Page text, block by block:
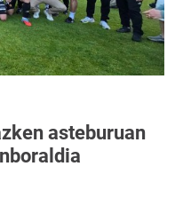
asteburuan